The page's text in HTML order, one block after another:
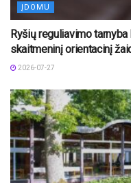
ĮDOMU
Ryšių reguliavimo
skaitmeninį orientacinį
2026-07-27